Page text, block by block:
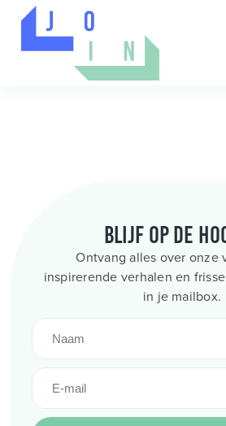
Blijf op de
Ontvang alles over onze
inspirerende verhalen en
in je mailbox.